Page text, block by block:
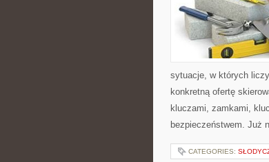
sytuacje, w których
konkretną ofertę
kluczami, zamkami,
bezpieczeństwem. Już
CATEGORIES: